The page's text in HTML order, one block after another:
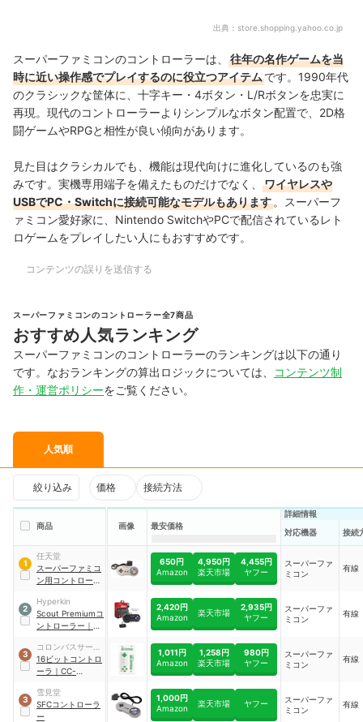
出典： store.shopping.yahoo.co.jp
スーパーファミコンのコントローラーは、
往年の名作ゲームを当
時に近い操作感でプレイするのに役立つアイテムです。1990年代
のクラシックな筐体に、十字キー・4ボタン・L/Rボタンを忠実に
再現。現代のコントローラーよりシンプルなボタン配置で、2D格
闘ゲームやRPGと相性が良い傾向があります。
見た目はクラシカルでも、機能は現代向けに進化しているのも強
みです。実機専用端子を備えたものだけでなく、
ワイヤレスや
USBでPC・Switchに接続可能なモデルもあります 。スーパーフ
ァミコン愛好家に、Nintendo SwitchやPCで配信されているレト
ロゲームをプレイしたい人にもおすすめです。
コンテンツの誤りを送信する
スーパーファミコンのコントローラー全7商品
おすすめ人気ランキング
スーパーファミコンのコントローラーのランキングは以下の通り
です。なおランキングの算出ロジックについては、
コンテンツ制
作・運営ポリシーをご覧ください。
人気順
絞り込み 価格 接続方法
商品 画像 最安価格
詳細情報
対応機器
接続
1
任天堂
スーパーファミコ
ン用コントローラ
650円
Amazon
4,950円
楽天市場
4,455円
ヤフー
スーパーファ
ミコン
有線
2
Hyperkin
Scout Premiumコ
ントローラー ｜
2,420円
Amazon
楽天市場
2,935円
ヤフー
スーパーファ
ミコン
有線
3
コロンバスサーク
ル
16ビットコントロ
ーラ ｜ CC-
1,011円
Amazon
1,258円
楽天市場
980円
ヤフー
スーパーファ
ミコン
有線
3
雪見堂
SFCコントローラ
ー
1,000円
Amazon
楽天市場 ヤフー
スーパーファ
ミコン
有線